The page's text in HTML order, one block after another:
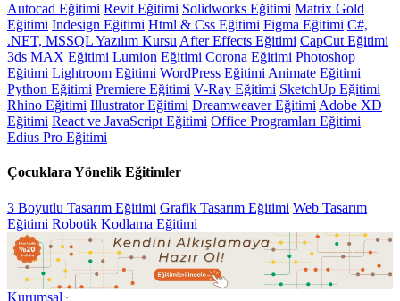
Autocad Eğitimi Revit Eğitimi Solidworks Eğitimi Matrix Gold
Eğitimi Indesign Eğitimi Html & Css Eğitimi Figma Eğitimi C#,
.NET, MSSQL Yazılım Kursu After Effects Eğitimi CapCut Eğitimi
3ds MAX Eğitimi Lumion Eğitimi Corona Eğitimi Photoshop
Eğitimi Lightroom Eğitimi WordPress Eğitimi Animate Eğitimi
Python Eğitimi Premiere Eğitimi V-Ray Eğitimi SketchUp Eğitimi
Rhino Eğitimi Illustrator Eğitimi Dreamweaver Eğitimi Adobe XD
Eğitimi React ve JavaScript Eğitimi Office Programları Eğitimi
Edius Pro Eğitimi
Çocuklara Yönelik Eğitimler
3 Boyutlu Tasarım Eğitimi Grafik Tasarım Eğitimi Web Tasarım
Eğitimi Robotik Kodlama Eğitimi
Kurumsal